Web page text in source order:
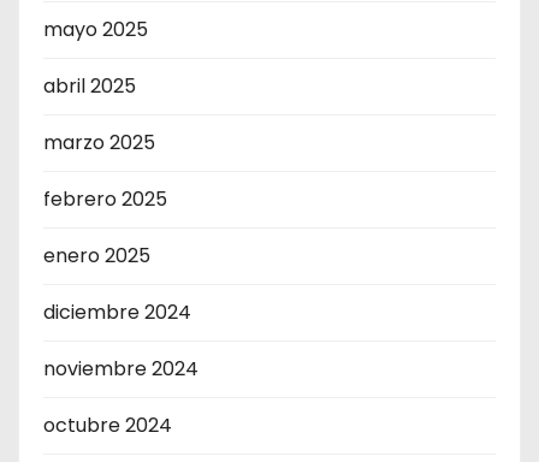
mayo 2025
abril 2025
marzo 2025
febrero 2025
enero 2025
diciembre 2024
noviembre 2024
octubre 2024